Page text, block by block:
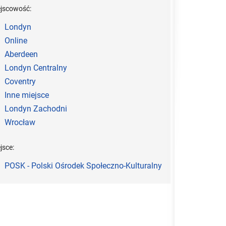
Londyn
Online
Aberdeen
Londyn Centralny
Coventry
Inne miejsce
Londyn Zachodni
Wrocław
POSK - Polski Ośrodek Społeczno-Kulturalny